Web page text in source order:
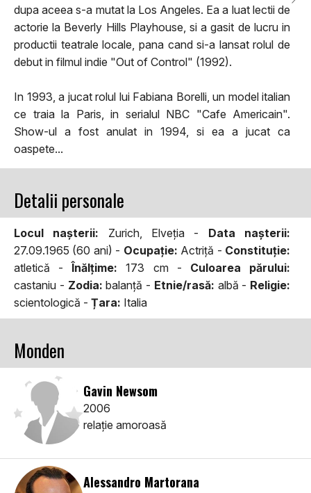
dupa aceea s-a mutat la Los Angeles. Ea a luat lectii de
actorie la Beverly Hills Playhouse, si a gasit de lucru in
productii teatrale locale, pana cand si-a lansat rolul de
debut in filmul indie "Out of Control" (1992).
In 1993, a jucat rolul lui Fabiana Borelli, un model italian
ce traia la Paris, in serialul NBC "Cafe Americain".
Show-ul a fost anulat in 1994, si ea a jucat ca
oaspete...
Detalii personale
Locul naşterii: Zurich, Elveția - Data naşterii:
27.09.1965 (60 ani) - Ocupaţie: Actriță - Constituţie:
atletică -Înălţime: 173 cm - Culoarea părului:
castaniu - Zodia: balanță - Etnie/rasă: albă - Religie:
scientologică - Țara: Italia
Monden
Gavin Newsom
2006
relaţie amoroasă
Alessandro Martorana